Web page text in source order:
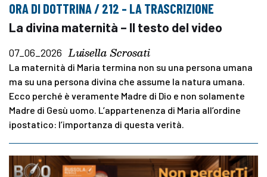
ORA DI DOTTRINA / 212 – LA TRASCRIZIONE
La divina maternità – Il testo del video
07_06_2026 Luisella Scrosati
La maternità di Maria termina non su una persona umana
ma su una persona divina che assume la natura umana.
Ecco perché è veramente Madre di Dio e non solamente
Madre di Gesù uomo. L’appartenenza di Maria all’ordine
ipostatico: l’importanza di questa verità.